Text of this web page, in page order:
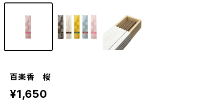
百楽香 桜
¥1,650